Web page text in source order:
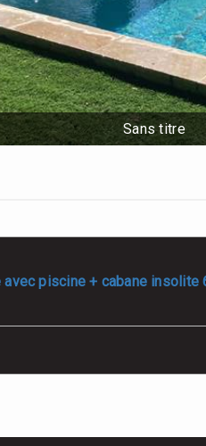
Sans titre
avec piscine + cabane insolite